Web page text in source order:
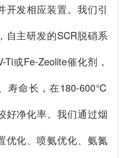
开发相应装置。我们引
自主研发的SCR脱硝系
或Fe-Zeolite催化剂，
寿命长，在180-600℃
好净化率。我们通过烟
优化、喷氨优化、氨氮